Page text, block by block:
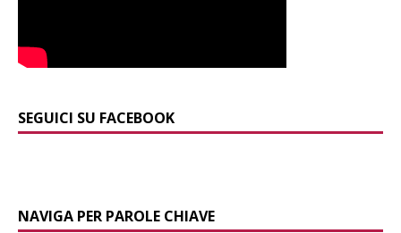
SEGUICI SU FACEBOOK
NAVIGA PER PAROLE CHIAVE